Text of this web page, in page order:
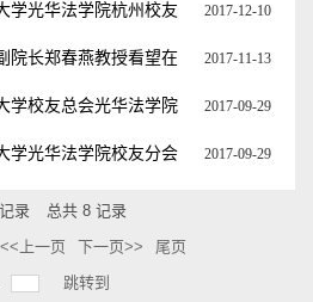
学光华法学院杭州校友
成立大会顺利召开
2017-12-10
院长郑春燕教授看望在 2017-11-13
学校友总会光华法学院
一届理事会组成成员
2017-09-29
学光华法学院校友分会 2017-09-29
记录 总共 8 记录
<<上一页 下一页>>
尾页
跳转到